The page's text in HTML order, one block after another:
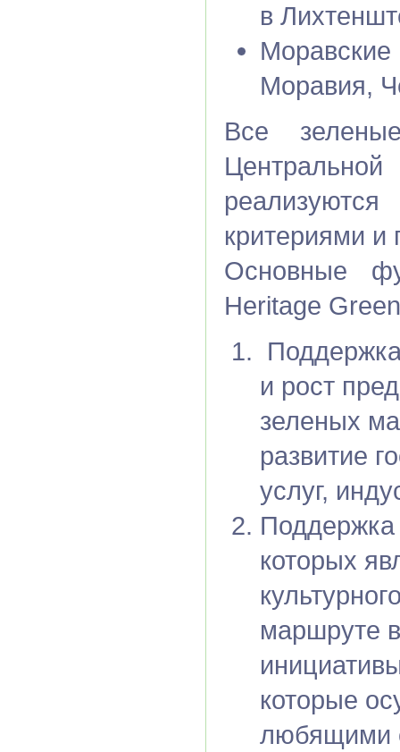
в
Моравия,
Все
критериями
Основные
Heritage
и рост
зеленых
развитие
услуг,
которых
маршруте
которые
любящими